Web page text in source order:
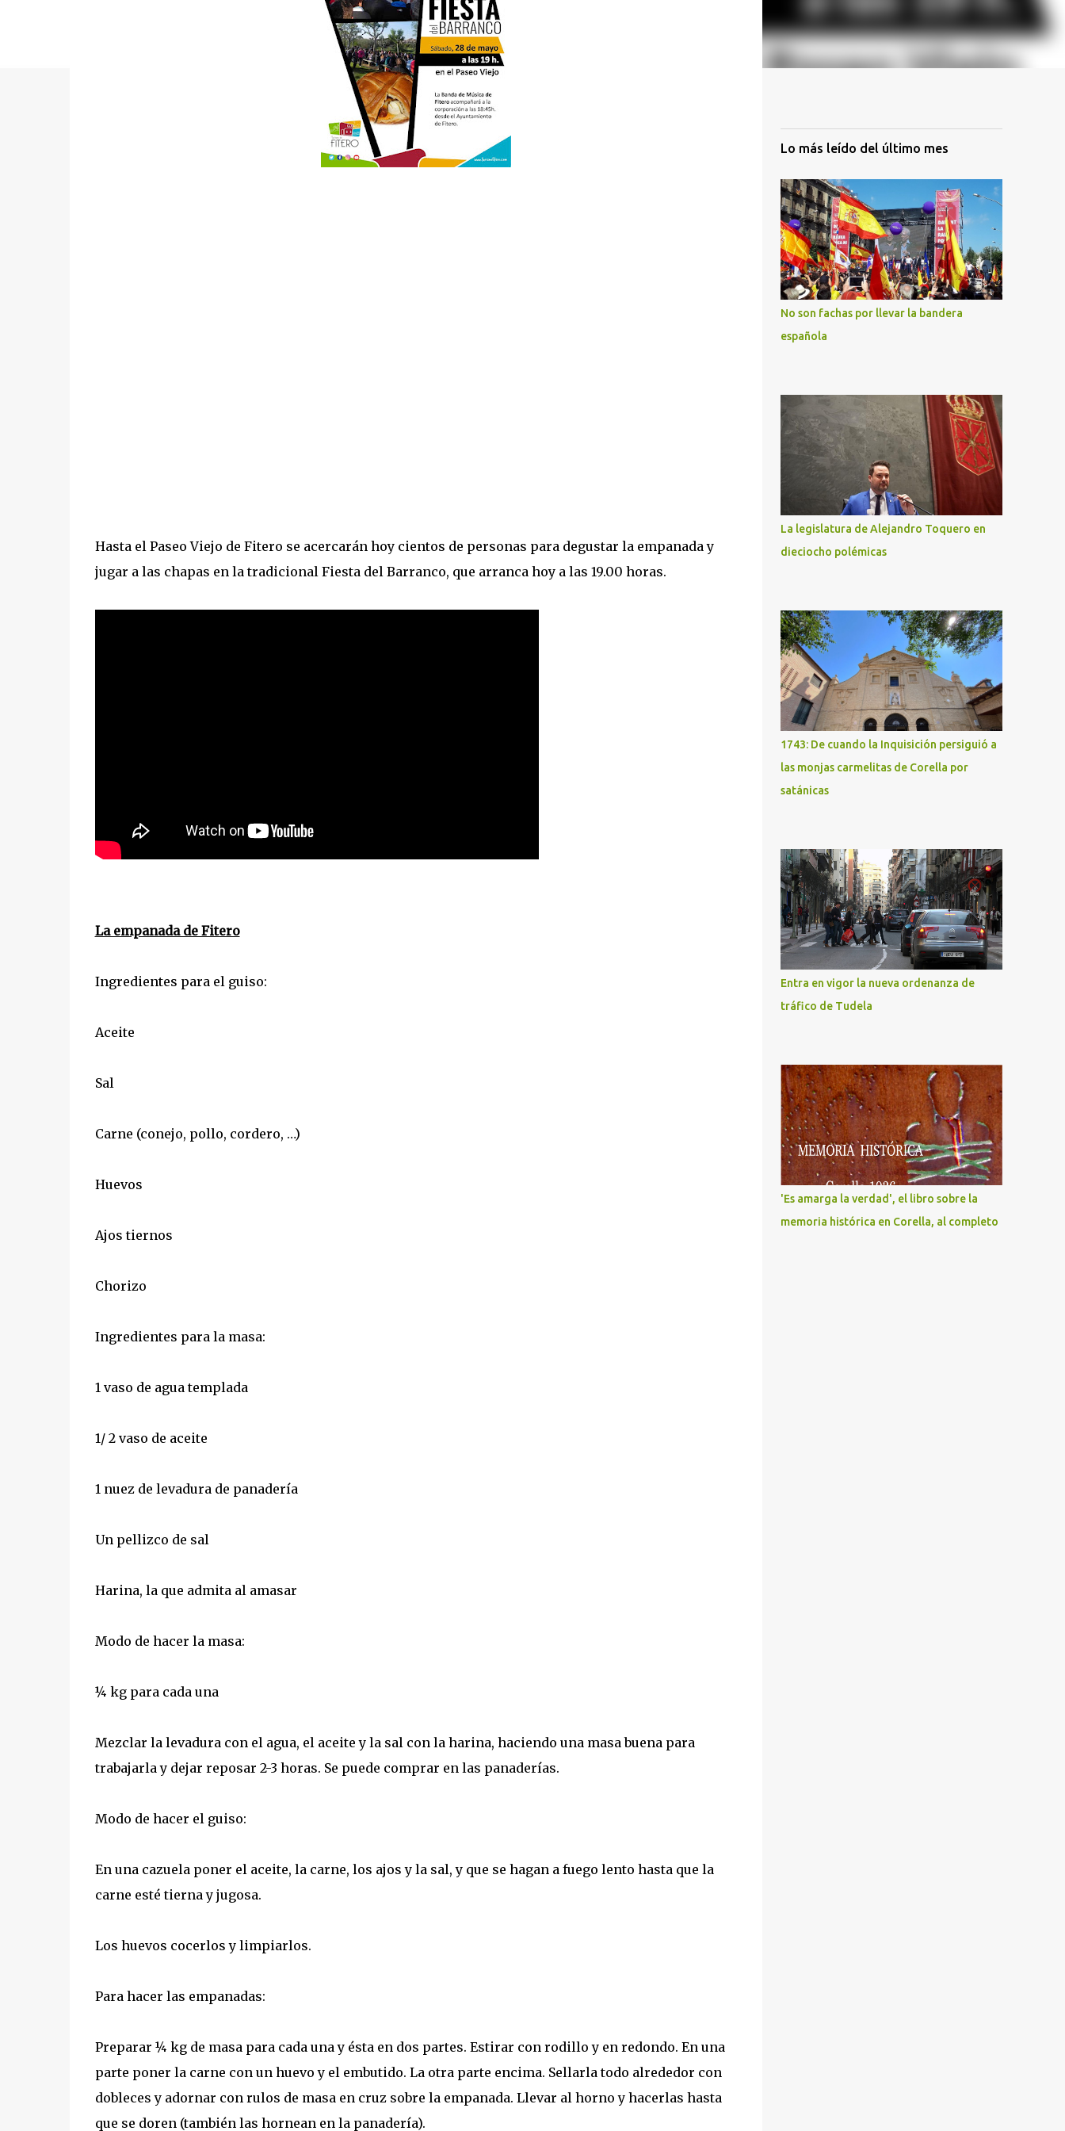
Hasta el Paseo Viejo de Fitero se acercarán hoy cientos de personas para degustar la empanada y
jugar a las chapas en la tradicional Fiesta del Barranco, que arranca hoy a las 19.00 horas.
La empanada de Fitero
Ingredientes para el guiso:
Aceite
Sal
Carne (conejo, pollo, cordero, …)
Huevos
Ajos tiernos
Chorizo
Ingredientes para la masa:
1 vaso de agua templada
1/ 2 vaso de aceite
1 nuez de levadura de panadería
Un pellizco de sal
Harina, la que admita al amasar
Modo de hacer la masa:
¼ kg para cada una
Mezclar la levadura con el agua, el aceite y la sal con la harina, haciendo una masa buena para
trabajarla y dejar reposar 2-3 horas. Se puede comprar en las panaderías.
Modo de hacer el guiso:
En una cazuela poner el aceite, la carne, los ajos y la sal, y que se hagan a fuego lento hasta que la
carne esté tierna y jugosa.
Los huevos cocerlos y limpiarlos.
Para hacer las empanadas:
Preparar ¼ kg de masa para cada una y ésta en dos partes. Estirar con rodillo y en redondo. En una
parte poner la carne con un huevo y el embutido. La otra parte encima. Sellarla todo alrededor con
dobleces y adornar con rulos de masa en cruz sobre la empanada. Llevar al horno y hacerlas hasta
que se doren (también las hornean en la panadería).
Lo más leído del último mes
No son fachas por llevar la bandera
española
La legislatura de Alejandro Toquero en
dieciocho polémicas
1743: De cuando la Inquisición persiguió a
las monjas carmelitas de Corella por
satánicas
Entra en vigor la nueva ordenanza de
tráfico de Tudela
'Es amarga la verdad', el libro sobre la
memoria histórica en Corella, al completo